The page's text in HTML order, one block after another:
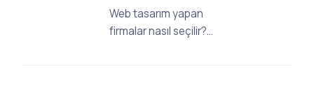
Web tasarım yapan
firmalar nasıl seçilir?